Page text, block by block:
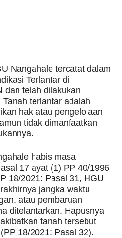
Nangahale tercatat dalam
Terlantar di
dan telah dilakukan
terlantar adalah
hak atau pengelolaan
tidak dimanfaatkan
habis masa
17 ayat (1) PP 40/1996
18/2021: Pasal 31, HGU
jangka waktu
atau pembaruan
ditelantarkan. Hapusnya
tanah tersebut
18/2021: Pasal 32).